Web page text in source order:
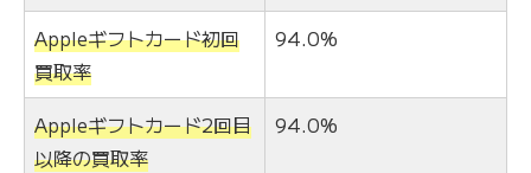
Appleギフトカード初回
買取率
94.0%
Appleギフトカード2回目
以降の買取率
94.0%